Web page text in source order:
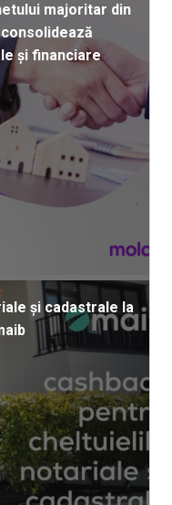
majoritar din
consolidează
și financiare
și cadastrale la